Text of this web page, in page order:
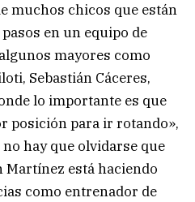
muchos chicos que están
en un equipo de
mayores como
Sebastián Cáceres,
lo importante es que
posición para ir rotando»,
hay que olvidarse que
Martínez está haciendo
como entrenador de